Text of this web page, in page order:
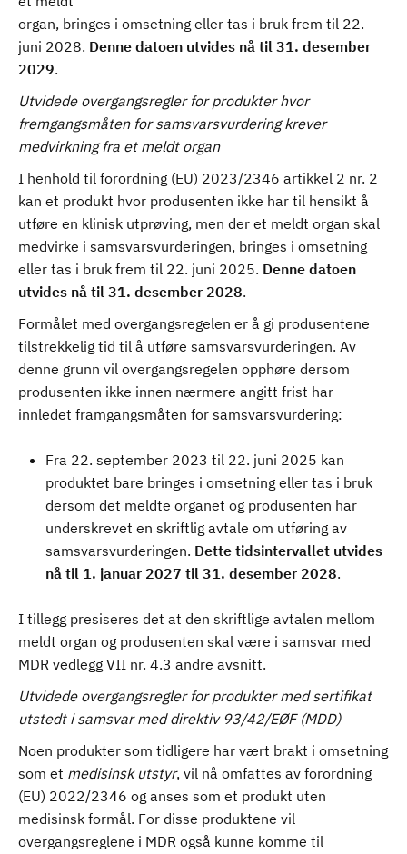
organ, bringes i omsetning eller tas i bruk frem til 22.
juni 2028. Denne datoen utvides nå til 31. desember
2029.
Utvidede overgangsregler for produkter hvor
fremgangsmåten for samsvarsvurdering krever
medvirkning fra et meldt organ
I henhold til forordning (EU) 2023/2346 artikkel 2 nr. 2
kan et produkt hvor produsenten ikke har til hensikt å
utføre en klinisk utprøving, men der et meldt organ skal
medvirke i samsvarsvurderingen, bringes i omsetning
eller tas i bruk frem til 22. juni 2025. Denne datoen
utvides nå til 31. desember 2028.
Formålet med overgangsregelen er å gi produsentene
tilstrekkelig tid til å utføre samsvarsvurderingen. Av
denne grunn vil overgangsregelen opphøre dersom
produsenten ikke innen nærmere angitt frist har
innledet framgangsmåten for samsvarsvurdering:
Fra 22. september 2023 til 22. juni 2025 kan
produktet bare bringes i omsetning eller tas i bruk
dersom det meldte organet og produsenten har
underskrevet en skriftlig avtale om utføring av
samsvarsvurderingen. Dette tidsintervallet utvides
nå til 1. januar 2027 til 31. desember 2028.
I tillegg presiseres det at den skriftlige avtalen mellom
meldt organ og produsenten skal være i samsvar med
MDR vedlegg VII nr. 4.3 andre avsnitt.
Utvidede overgangsregler for produkter med sertifikat
utstedt i samsvar med direktiv 93/42/EØF (MDD)
Noen produkter som tidligere har vært brakt i omsetning
som et medisinsk utstyr, vil nå omfattes av forordning
(EU) 2022/2346 og anses som et produkt uten
medisinsk formål. For disse produktene vil
overgangsreglene i MDR også kunne komme til